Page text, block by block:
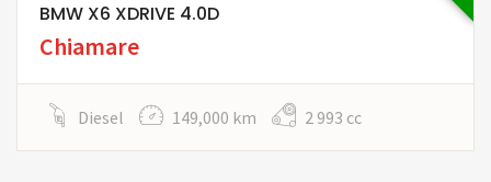
BMW X6 XDRIVE 4.0D
Chiamare
Diesel 149,000 km 2 993 cc